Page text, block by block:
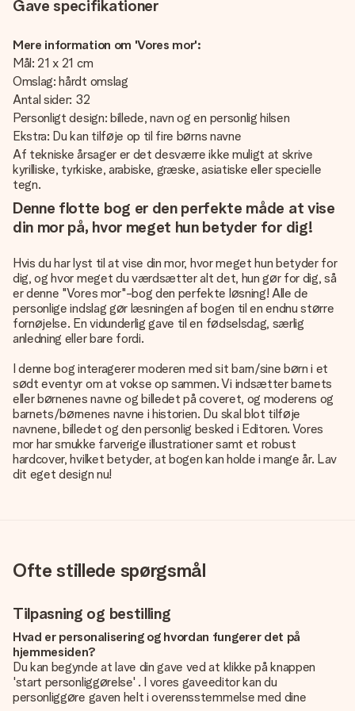
Gave specifikationer
Mere information om 'Vores mor':
Mål: 21 x 21 cm
Omslag: hårdt omslag
Antal sider: 32
Personligt design: billede, navn og en personlig hilsen
Ekstra: Du kan tilføje op til fire børns navne
Af tekniske årsager er det desværre ikke muligt at skrive
kyrilliske, tyrkiske, arabiske, græske, asiatiske eller specielle
tegn.
Denne flotte bog er den perfekte måde at vise
din mor på, hvor meget hun betyder for dig!
Hvis du har lyst til at vise din mor, hvor meget hun betyder for
dig, og hvor meget du værdsætter alt det, hun gør for dig, så
er denne "Vores mor"-bog den perfekte løsning! Alle de
personlige indslag gør læsningen af bogen til en endnu større
fornøjelse. En vidunderlig gave til en fødselsdag, særlig
anledning eller bare fordi.
I denne bog interagerer moderen med sit barn/sine børn i et
sødt eventyr om at vokse op sammen. Vi indsætter barnets
eller børnenes navne og billedet på coveret, og moderens og
barnets/børnenes navne i historien. Du skal blot tilføje
navnene, billedet og den personlig besked i Editoren. Vores
mor har smukke farverige illustrationer samt et robust
hardcover, hvilket betyder, at bogen kan holde i mange år. Lav
dit eget design nu!
Ofte stillede spørgsmål
Tilpasning og bestilling
Hvad er personalisering og hvordan fungerer det på
hjemmesiden?
Du kan begynde at lave din gave ved at klikke på knappen
'start personliggørelse' . I vores gaveeditor kan du
personliggøre gaven helt i overensstemmelse med dine